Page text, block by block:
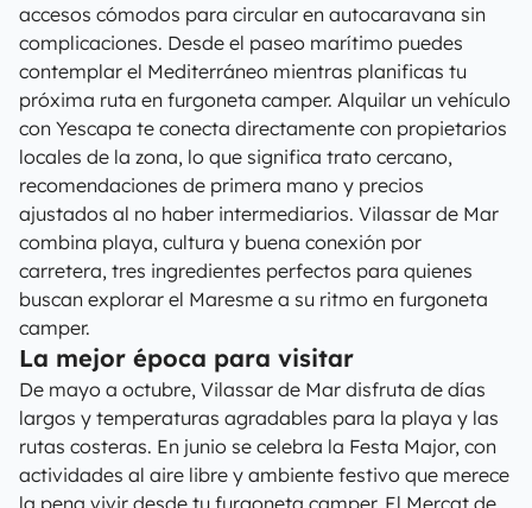
accesos cómodos para circular en autocaravana sin
complicaciones. Desde el paseo marítimo puedes
contemplar el Mediterráneo mientras planificas tu
próxima ruta en furgoneta camper. Alquilar un vehículo
con Yescapa te conecta directamente con propietarios
locales de la zona, lo que significa trato cercano,
recomendaciones de primera mano y precios
ajustados al no haber intermediarios. Vilassar de Mar
combina playa, cultura y buena conexión por
carretera, tres ingredientes perfectos para quienes
buscan explorar el Maresme a su ritmo en furgoneta
camper.
La mejor época para visitar
De mayo a octubre, Vilassar de Mar disfruta de días
largos y temperaturas agradables para la playa y las
rutas costeras. En junio se celebra la Festa Major, con
actividades al aire libre y ambiente festivo que merece
la pena vivir desde tu furgoneta camper. El Mercat de